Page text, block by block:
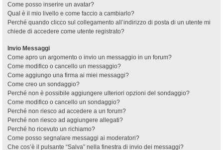
Come posso inserire un avatar?
Qual è il mio livello e come faccio a cambiarlo?
Perché quando clicco sul collegamento all’indirizzo di posta di un utente mi
chiede di accedere come utente registrato?
Invio Messaggi
Come apro un argomento o invio un messaggio in un forum?
Come modifico o cancello un messaggio?
Come aggiungo una firma ai miei messaggi?
Come creo un sondaggio?
Perché non è possibile aggiungere ulteriori opzioni del sondaggio?
Come modifico o cancello un sondaggio?
Perché non riesco ad accedere a un forum?
Perché non riesco ad aggiungere allegati?
Perché ho ricevuto un richiamo?
Come posso segnalare messaggi ai moderatori?
Che cos’è il pulsante “Salva” nella finestra di invio dei messaggi?